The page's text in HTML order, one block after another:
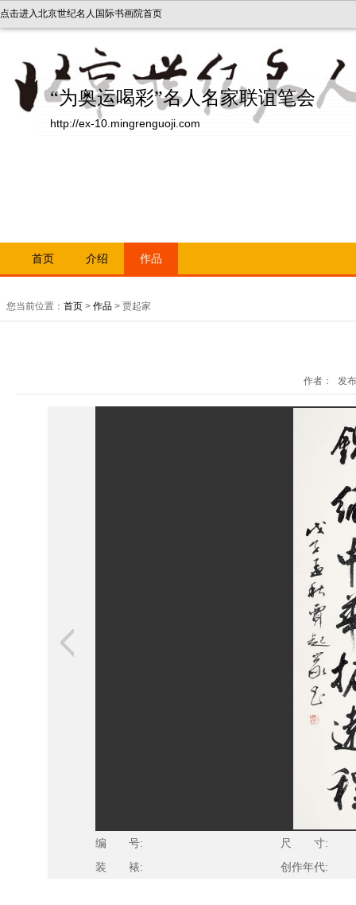
点击进入北京世纪名人国际书画院首页
“为奥运喝彩”名人名家联谊笔会
http://ex-10.mingrenguoji.com
首页 介绍 作品
您当前位置： 首页 > 作品 > 贾起家
作者： 发
编 号:
尺 寸:
装 裱:
创作年代: